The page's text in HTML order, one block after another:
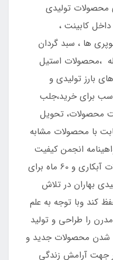
تولیدی
کابینت ،
ها ، سبد گردان
،محصولات استیل
بارز تولیدی و
برای خرید،جلب
محصولات، تحویل
با محصولات مشابه
انجمن کیفیت
ایران ، ضمانت 24 ماه برای محصولات آبکاری و 60 ماه برای
بهاران در تلاش
کند وبا توجه به علم
را طراحی و تولید
شدن محصولات جدید و
جهت آرامش زندگی